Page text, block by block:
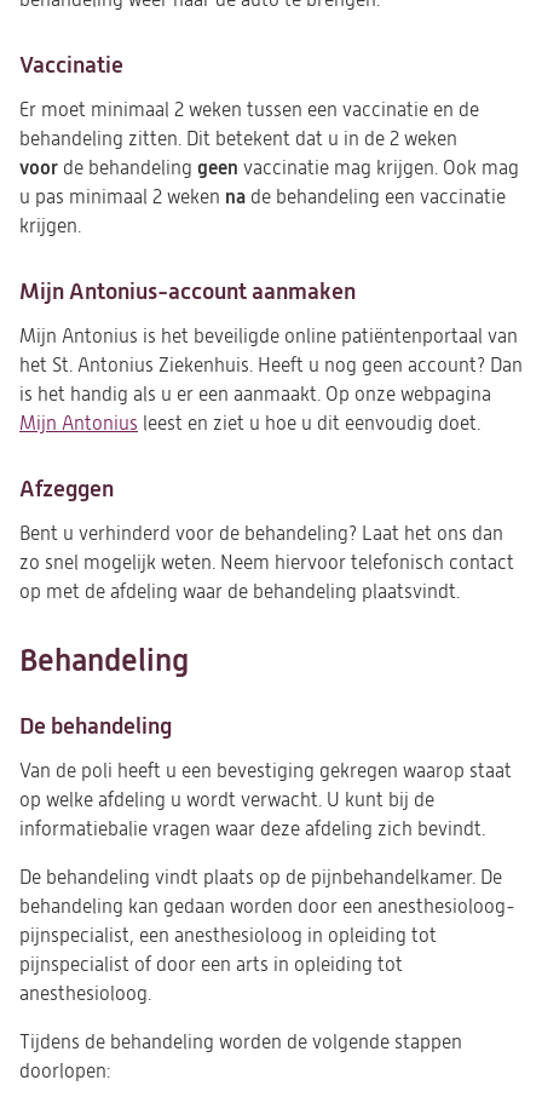
Vaccinatie
Er moet minimaal 2 weken tussen een vaccinatie en de
behandeling zitten. Dit betekent dat u in de 2 weken
voor de behandeling geen vaccinatie mag krijgen. Ook mag
u pas minimaal 2 weken na de behandeling een vaccinatie
krijgen.
Mijn Antonius-account aanmaken
Mijn Antonius is het beveiligde online patiëntenportaal van
het St. Antonius Ziekenhuis. Heeft u nog geen account? Dan
is het handig als u er een aanmaakt. Op onze webpagina
Mijn Antonius leest en ziet u hoe u dit eenvoudig doet.
Afzeggen
Bent u verhinderd voor de behandeling? Laat het ons dan
zo snel mogelijk weten. Neem hiervoor telefonisch contact
op met de afdeling waar de behandeling plaatsvindt.
Behandeling
De behandeling
Van de poli heeft u een bevestiging gekregen waarop staat
op welke afdeling u wordt verwacht. U kunt bij de
informatiebalie vragen waar deze afdeling zich bevindt.
De behandeling vindt plaats op de pijnbehandelkamer. De
behandeling kan gedaan worden door een anesthesioloog-
pijnspecialist, een anesthesioloog in opleiding tot
pijnspecialist of door een arts in opleiding tot
anesthesioloog.
Tijdens de behandeling worden de volgende stappen
doorlopen: